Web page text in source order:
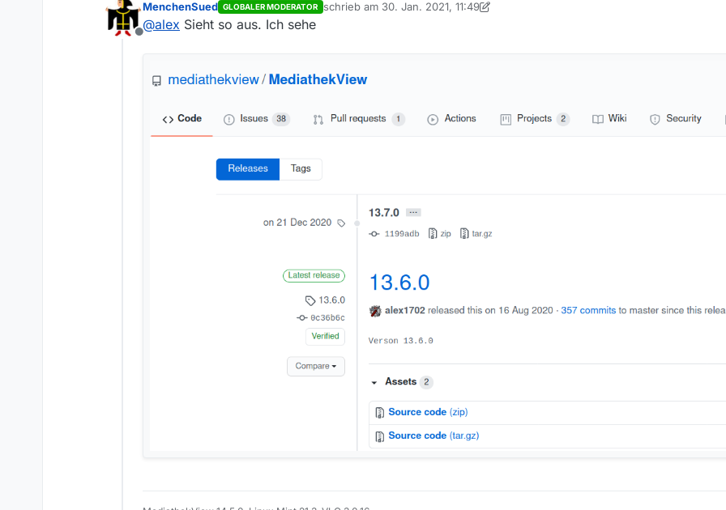
Seh nur ich die?
Offline
MenchenSued GLOBALER MODERATOR schrieb am 30. Jan. 2021, 11:49
zuletzt editiert von MenchenSued
@alex Sieht so aus. Ich sehe